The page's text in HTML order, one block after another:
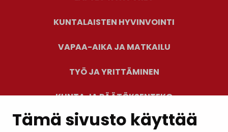
Tämä sivusto käyttää
KUNTALAISTEN HYVINVOINTI
VAPAA-AIKA JA MATKAILU
TYÖ JA YRITTÄMINEN
KUNTA JA PÄÄTÖKSENTEKO